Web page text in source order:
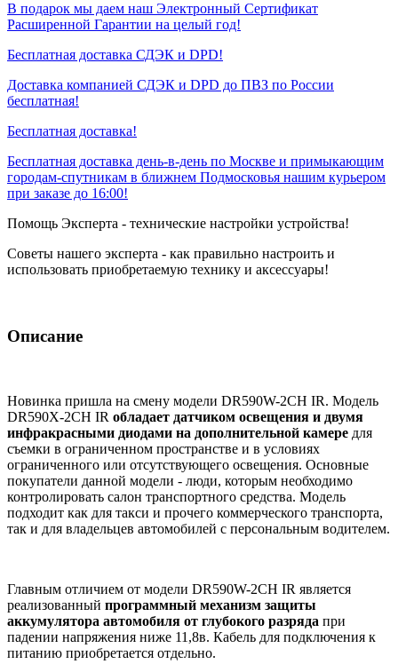
В подарок мы даем наш Электронный Сертификат
Расширенной Гарантии на целый год!
Бесплатная доставка СДЭК и DPD!
Доставка компанией СДЭК и DPD до ПВЗ по России
бесплатная!
Бесплатная доставка!
Бесплатная доставка день-в-день по Москве и примыкающим
городам-спутникам в ближнем Подмосковья нашим курьером
при заказе до 16:00!
Помощь Эксперта - технические настройки устройства!
Советы нашего эксперта - как правильно настроить и
использовать приобретаемую технику и аксессуары!
Описание
Новинка пришла на смену модели DR590W-2CH IR. Модель
DR590X-2CH IR обладает датчиком освещения и двумя
инфракрасными диодами на дополнительной камере для
съемки в ограниченном пространстве и в условиях
ограниченного или отсутствующего освещения. Основные
покупатели данной модели - люди, которым необходимо
контролировать салон транспортного средства. Модель
подходит как для такси и прочего коммерческого транспорта,
так и для владельцев автомобилей с персональным водителем.
Главным отличием от модели DR590W-2CH IR является
реализованный программный механизм защиты
аккумулятора автомобиля от глубокого разряда при
падении напряжения ниже 11,8в. Кабель для подключения к
питанию приобретается отдельно.